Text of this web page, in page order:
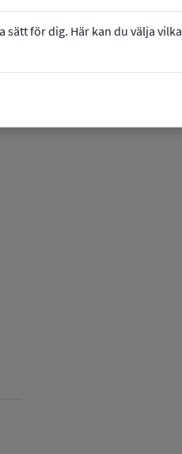
för dig. Här kan du välja vilka